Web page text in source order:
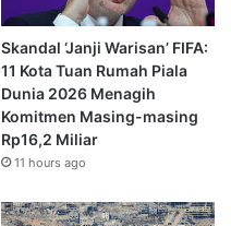
Skandal ‘Janji Warisan’ FIFA:
11 Kota Tuan Rumah Piala
Dunia 2026 Menagih
Komitmen Masing-masing
Rp16,2 Miliar
11 hours ago